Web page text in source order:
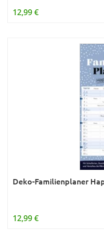
12,99 €
Deko-Familienplaner
12,99 €